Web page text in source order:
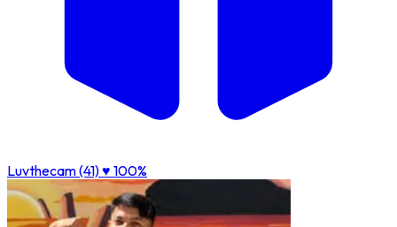
Luvthecam (41)♥ 100%